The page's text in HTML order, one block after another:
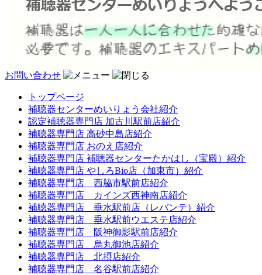
お問い合わせ
トップページ
補聴器センターめいりょう会社紹介
認定補聴器専門店 加古川駅前店紹介
補聴器専門店 高砂中島店紹介
補聴器専門店 おのえ店紹介
補聴器専門店 補聴器センターたかはし（宝殿）紹介
補聴器専門店 やしろBio店（加東市）紹介
補聴器専門店 西脇市駅前店紹介
補聴器専門店 カインズ西神南店紹介
補聴器専門店 垂水駅前店（レバンテ）紹介
補聴器専門店 垂水駅前ウエステ店紹介
補聴器専門店 阪神御影駅前店紹介
補聴器専門店 烏丸御池店紹介
補聴器専門店 北摂店紹介
補聴器専門店 名谷駅前店紹介